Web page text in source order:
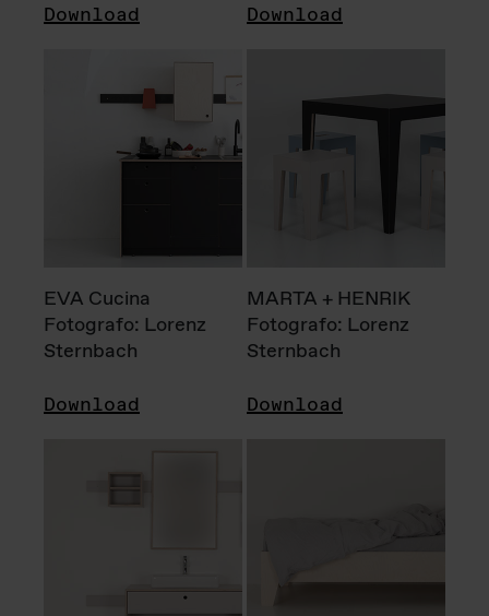
Download Download
EVA Cucina
Fotografo: Lorenz
Sternbach
Download
MARTA + HENRIK
Fotografo: Lorenz
Sternbach
Download